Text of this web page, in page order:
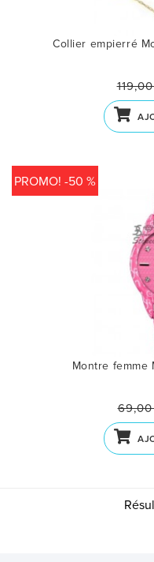
Collier empierré
PROMO! -50 %
Montre femme